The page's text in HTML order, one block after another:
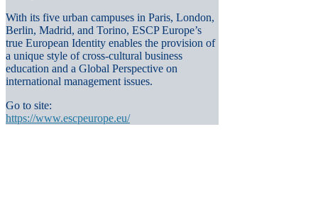
With its five urban campuses in Paris, London,
Berlin, Madrid, and Torino, ESCP Europe’s
true European Identity enables the provision of
a unique style of cross-cultural business
education and a Global Perspective on
international management issues.
Go to site:
https://www.escpeurope.eu/